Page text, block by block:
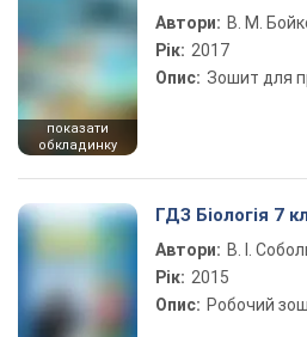
показати
обкладинку
Автори: В. М.
Рік: 2017
Опис: Зошит для
ГДЗ Біологія 7
Автори: В. І.
Рік: 2015
Опис: Робочий